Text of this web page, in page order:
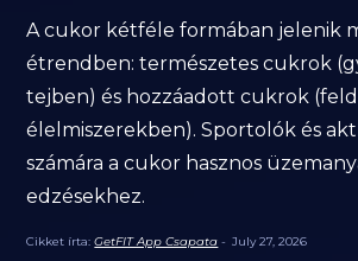
A cukor kétféle formában jelenik
étrendben: természetes cukrok
tejben) és hozzáadott cukrok
élelmiszerekben). Sportolók és
számára a cukor hasznos
edzésekhez.
Cikket írta:GetFIT App Csapata - July 27, 2026